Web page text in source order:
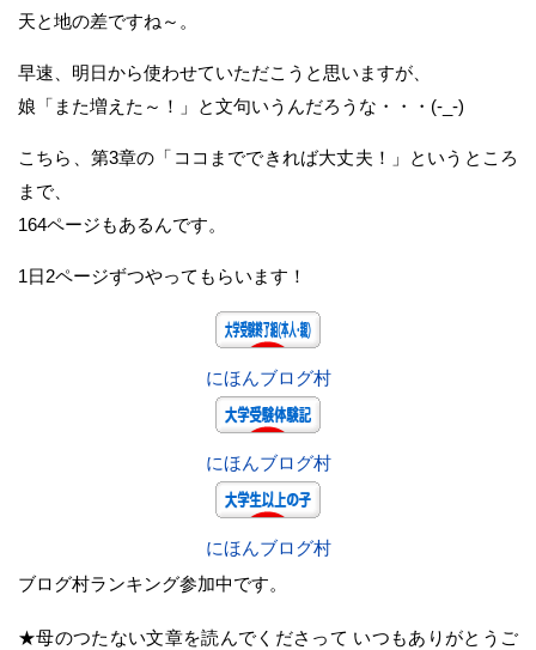
天と地の差ですね～。
早速、明日から使わせていただこうと思いますが、
娘「また増えた～！」と文句いうんだろうな・・・(-_-)
こちら、第3章の「ココまでできれば大丈夫！」というところ
まで、
164ページもあるんです。
1日2ページずつやってもらいます！
にほんブログ村
にほんブログ村
にほんブログ村
ブログ村ランキング参加中です。
★母のつたない文章を読んでくださって いつもありがとうご